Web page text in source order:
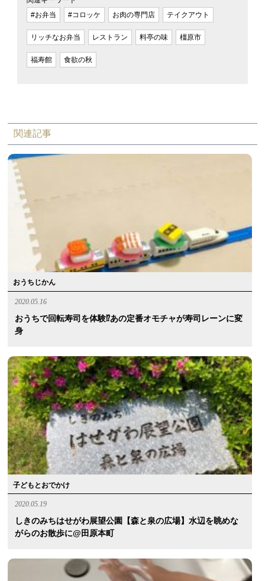
#お弁当
#コロッケ お肉の専門店 テイクアウト
リッチなお弁当 レストラン 料亭の味 橿原市
福寿館 食欲の秋
関連記事
おうちじかん
2020.05.16
おうちで回転寿司を体験⁉︎あの定番オモチャが寿司レーンに変
身
子どもとおでかけ
2020.05.19
しきのみちはせがわ展望公園【森と泉の広場】水辺を眺めな
がらのお散歩に@田原本町